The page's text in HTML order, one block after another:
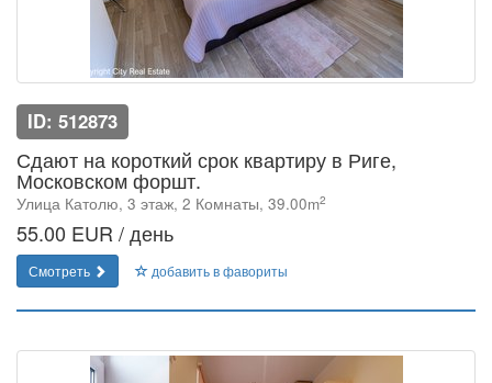
ID: 512873
Сдают на короткий срок квартиру в Риге,
Московском форшт.
Улица Католю, 3 этаж, 2 Комнаты, 39.00m2
55.00 EUR / день
Смотреть добавить в фавориты